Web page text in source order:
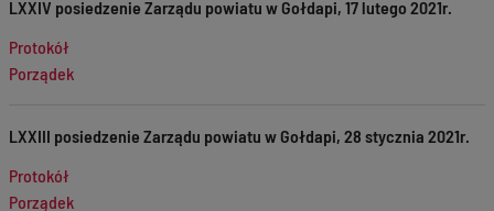
LXXIV posiedzenie Zarządu powiatu w Gołdapi, 17 lutego 2021r.
Protokół
Porządek
LXXIII posiedzenie Zarządu powiatu w Gołdapi, 28 stycznia 2021r.
Protokół
Porządek